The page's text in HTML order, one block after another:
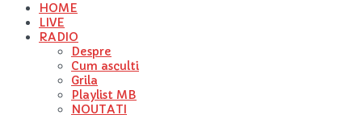
HOME
LIVE
RADIO
Despre
Cum asculti
Grila
Playlist MB
NOUTATI